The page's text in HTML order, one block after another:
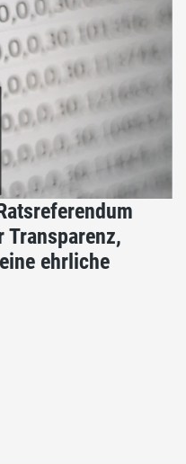
Transparenz,
ehrliche